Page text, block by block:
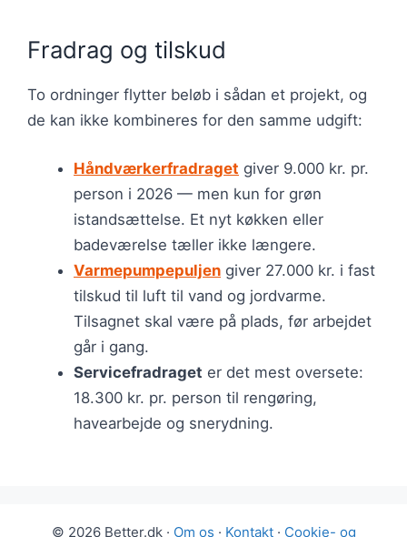
Fradrag og tilskud
To ordninger flytter beløb i sådan et projekt, og
de kan ikke kombineres for den samme udgift:
Håndværkerfradraget giver 9.000 kr. pr.
person i 2026 — men kun for grøn
istandsættelse. Et nyt køkken eller
badeværelse tæller ikke længere.
Varmepumpepuljen giver 27.000 kr. i fast
tilskud til luft til vand og jordvarme.
Tilsagnet skal være på plads, før arbejdet
går i gang.
Servicefradraget er det mest oversete:
18.300 kr. pr. person til rengøring,
havearbejde og snerydning.
© 2026 Better.dk · Om os · Kontakt· Cookie- og